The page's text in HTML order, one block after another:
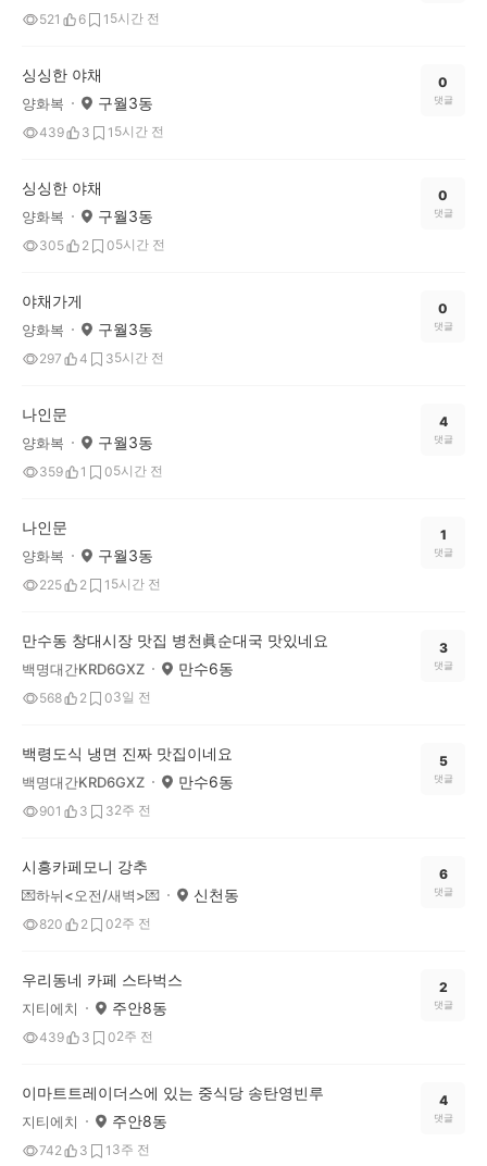
521 6 1 5시간 전
싱싱한 야채
양화복 구월3동
439 3 1 5시간 전
0
댓글
싱싱한 야채
양화복 구월3동
305 2 05시간 전
0
댓글
야채가게
양화복 구월3동
297 4 35시간 전
0
댓글
나인문
양화복 구월3동
359 1 05시간 전
4
댓글
나인문
양화복 구월3동
225 2 1 5시간 전
1
댓글
만수동 창대시장 맛집 병천眞순대국 맛있네요
백명대간KRD6GXZ 만수6동
568 2 03일 전
3
댓글
백령도식 냉면 진짜 맛집이네요
백명대간KRD6GXZ 만수6동
901 3 32주 전
5
댓글
시흥카페모니 강추
💌하뉘<오전/새벽>💌 신천동
820 2 02주 전
6
댓글
우리동네 카페 스타벅스
지티에치 주안8동
439 3 02주 전
2
댓글
이마트트레이더스에 있는 중식당 송탄영빈루
지티에치 주안8동
742 3 1 3주 전
4
댓글